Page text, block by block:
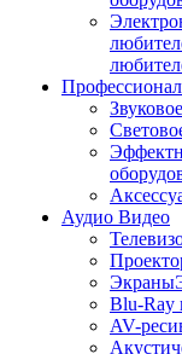
Аудио Видео
Экраны
Blu-Ray
AV-